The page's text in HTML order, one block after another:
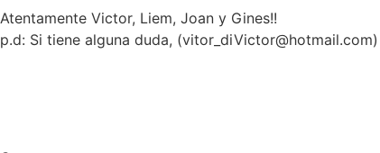
Atentamente Victor, Liem, Joan y Gines!!
p.d: Si tiene alguna duda,